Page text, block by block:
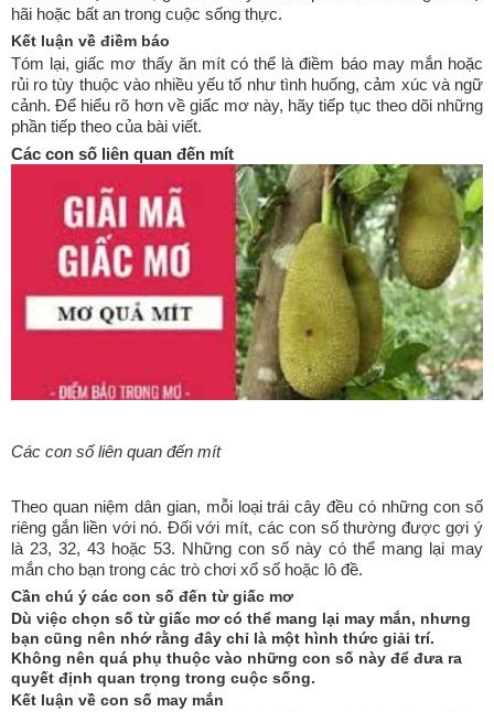
hãi hoặc bất an trong cuộc sống thực.
Kết luận về điềm báo
Tóm lại, giấc mơ thấy ăn mít có thể là điềm báo may mắn hoặc
rủi ro tùy thuộc vào nhiều yếu tố như tình huống, cảm xúc và ngữ
cảnh. Để hiểu rõ hơn về giấc mơ này, hãy tiếp tục theo dõi những
phần tiếp theo của bài viết.
Các con số liên quan đến mít
Các con số liên quan đến mít
Theo quan niệm dân gian, mỗi loại trái cây đều có những con số
riêng gắn liền với nó. Đối với mít, các con số thường được gợi ý
là 23, 32, 43 hoặc 53. Những con số này có thể mang lại may
mắn cho bạn trong các trò chơi xổ số hoặc lô đề.
Cần chú ý các con số đến từ giấc mơ
Dù việc chọn số từ giấc mơ có thể mang lại may mắn, nhưng
bạn cũng nên nhớ rằng đây chỉ là một hình thức giải trí.
Không nên quá phụ thuộc vào những con số này để đưa ra
quyết định quan trọng trong cuộc sống.
Kết luận về con số may mắn